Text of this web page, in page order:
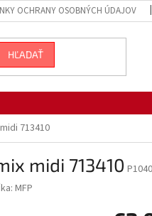
OCHRANY OSOBNÝCH ÚDAJOV
HĽADAŤ
713410
midi 713410
MFP